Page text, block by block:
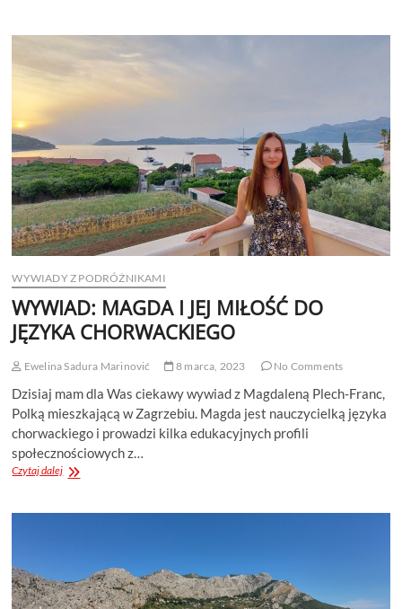
WYWIADY Z PODRÓŻNIKAMI
WYWIAD: MAGDA I JEJ MIŁOŚĆ DO
JĘZYKA CHORWACKIEGO
Ewelina Sadura Marinović 8 marca, 2023 No Comments
Dzisiaj mam dla Was ciekawy wywiad z Magdaleną Plech-Franc,
Polką mieszkającą w Zagrzebiu. Magda jest nauczycielką języka
chorwackiego i prowadzi kilka edukacyjnych profili
społecznościowych z…
Czytaj dalejWYWIAD:
CHORWACKIEGO